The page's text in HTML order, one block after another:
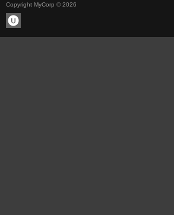
Copyright MyCorp © 2026